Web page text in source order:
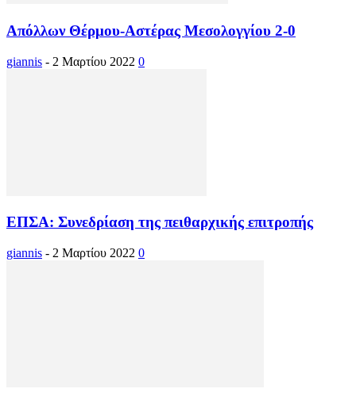
Απόλλων Θέρμου-Αστέρας Μεσολογγίου 2-0
giannis - 2 Μαρτίου 2022 0
ΕΠΣΑ: Συνεδρίαση της πειθαρχικής επιτροπής
giannis - 2 Μαρτίου 2022 0